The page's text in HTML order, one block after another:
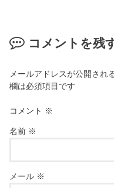
コメントを残
メールアドレスが公開され
欄は必須項目です
コメント ※
名前 ※
メール ※